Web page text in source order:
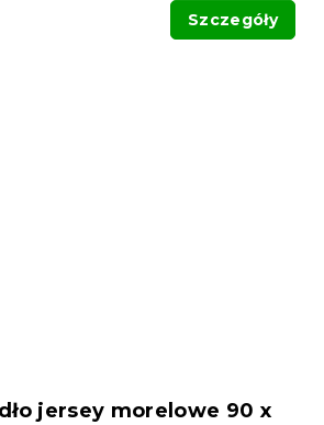
Szczegóły
jersey morelowe 90 x